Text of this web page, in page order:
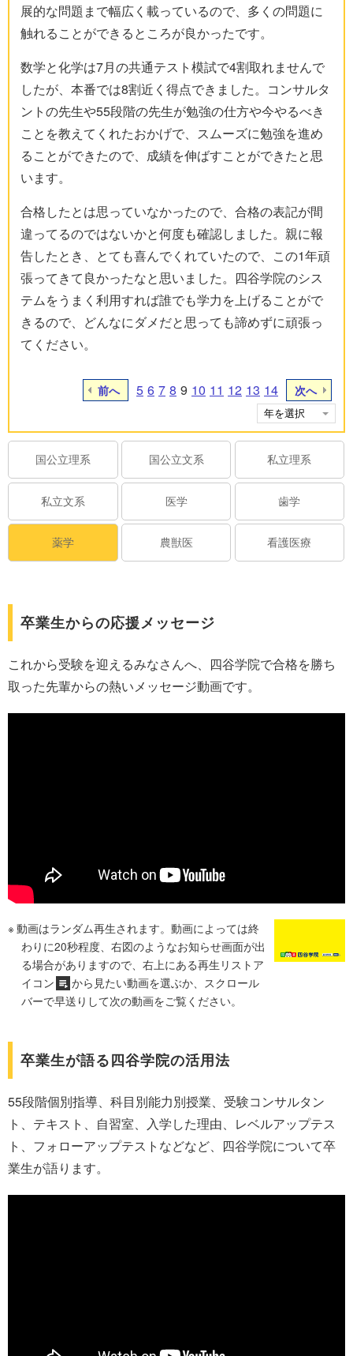
展的な問題まで幅広く載っているので、多くの問題に
触れることができるところが良かったです。
数学と化学は7月の共通テスト模試で4割取れませんで
したが、本番では8割近く得点できました。コンサルタ
ントの先生や55段階の先生が勉強の仕方や今やるべき
ことを教えてくれたおかげで、スムーズに勉強を進め
ることができたので、成績を伸ばすことができたと思
います。
合格したとは思っていなかったので、合格の表記が間
違ってるのではないかと何度も確認しました。親に報
告したとき、とても喜んでくれていたので、この1年頑
張ってきて良かったなと思いました。四谷学院のシス
テムをうまく利用すれば誰でも学力を上げることがで
きるので、どんなにダメだと思っても諦めずに頑張っ
てください。
前へ 5 6 7 8 9 10 11 12 13 14 次へ
国公立理系 国公立文系 私立理系
私立文系 医学 歯学
薬学 農獣医 看護医療
卒業生からの応援メッセージ
これから受験を迎えるみなさんへ、四谷学院で合格を勝ち
取った先輩からの熱いメッセージ動画です。
動画はランダム再生されます。動画によっては終
わりに20秒程度、右図のようなお知らせ画面が出
る場合がありますので、右上にある再生リストア
イコン
から見たい動画を選ぶか、スクロール
バーで早送りして次の動画をご覧ください。
卒業生が語る四谷学院の活用法
55段階個別指導、科目別能力別授業、受験コンサルタン
ト、テキスト、自習室、入学した理由、レベルアップテス
ト、フォローアップテストなどなど、四谷学院について卒
業生が語ります。